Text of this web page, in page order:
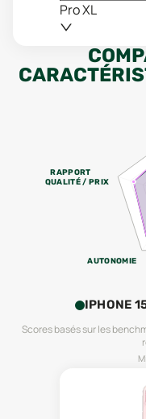
Pro XL
AUTONOMIE
RAPPORT
QUALITÉ / PRIX
IPHONE
Scores basés sur les